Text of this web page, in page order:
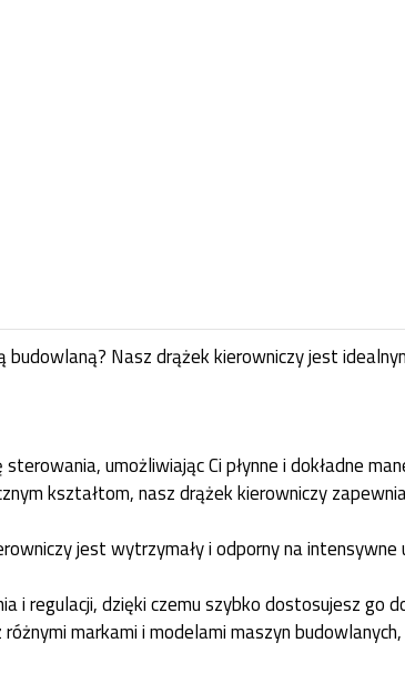
Nasz drążek kierowniczy jest
umożliwiając Ci płynne i dokładne
kształtom, nasz drążek kierowniczy
jest wytrzymały i odporny na
i regulacji, dzięki czemu szybko dostosujesz go
markami i modelami maszyn